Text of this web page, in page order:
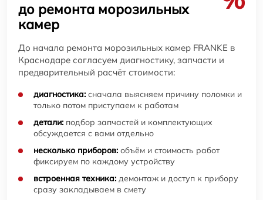
до ремонта морозильных
камер
До начала ремонта морозильных камер FRANKE в
Краснодаре согласуем диагностику, запчасти и
предварительный расчёт стоимости:
диагностика: сначала выясняем причину поломки и
только потом приступаем к работам
детали: подбор запчастей и комплектующих
обсуждается с вами отдельно
несколько приборов: объём и стоимость работ
фиксируем по каждому устройству
встроенная техника: демонтаж и доступ к прибору
сразу закладываем в смету